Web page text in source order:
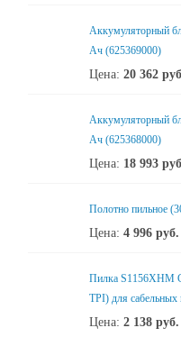
Аккумуляторный
Ач (625369000)
Цена: 20 362
Аккумуляторный
Ач (625368000)
Цена: 18 993
Полотно пильное
Цена: 4 996 руб.
Пилка S1156XHM
TPI) для
Цена: 2 138 руб.